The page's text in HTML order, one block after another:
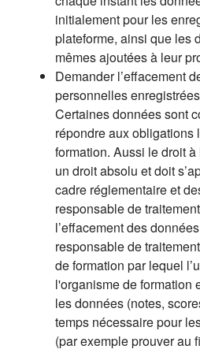
initialement pour les
plateforme, ainsi que les
mêmes ajoutées à leur
Demander l’effacement
personnelles
Certaines données sont
répondre aux obligations
formation. Aussi le droit
un droit absolu et doit
cadre réglementaire et
responsable de
l’effacement des
responsable de
de formation par lequel
l'organisme de formation
les données (notes,
temps nécessaire pour
(par exemple prouver au